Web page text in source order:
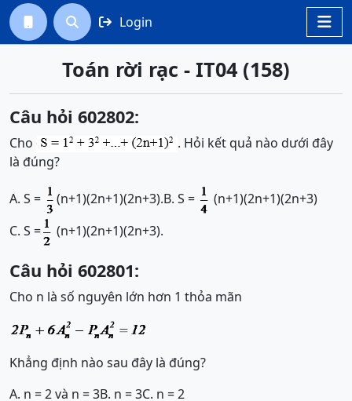

  Login
Toán rời rạc - IT04 (158)
Câu hỏi 602802:
Cho
. Hỏi kết quả nào dưới đây
là đúng?
A. S = (n+1)(2n+1)(2n+3).B. S =
(n+1)(2n+1)(2n+3)
C. S =
(n+1)(2n+1)(2n+3).
Câu hỏi 602801:
Cho n là số nguyên lớn hơn 1 thỏa mãn
Khẳng định nào sau đây là đúng?
A. n = 2 và n = 3B. n = 3C. n = 2